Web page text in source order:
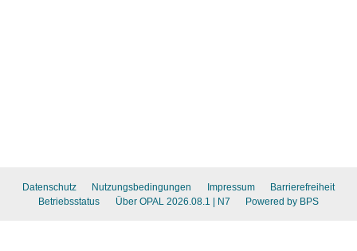
Datenschutz Nutzungsbedingungen Impressum
Barrierefreiheit
Betriebsstatus
Über OPAL 2026.08.1 | N7 Powered by BPS